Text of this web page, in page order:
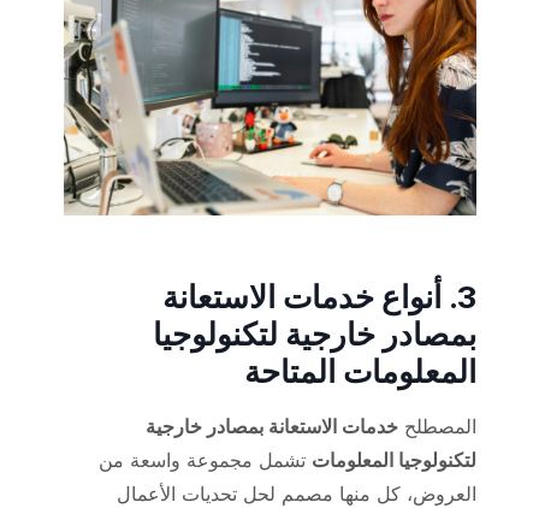
3. أنواع خدمات الاستعانة
بمصادر خارجية لتكنولوجيا
المعلومات المتاحة
المصطلحخدمات الاستعانة بمصادر خارجية
لتكنولوجيا المعلومات تشمل مجموعة واسعة من
العروض، كل منها مصمم لحل تحديات الأعمال